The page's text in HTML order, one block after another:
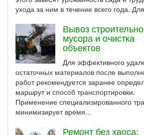
ухода за ним в течение всего года.
Вывоз
мусора и очистка
объектов
Для эффективного
остаточных материалов после
работ рекомендуется заранее
маршрут и способ транспортировки.
Применение специализированного
минимизирует время...
Ремонт без хаоса: